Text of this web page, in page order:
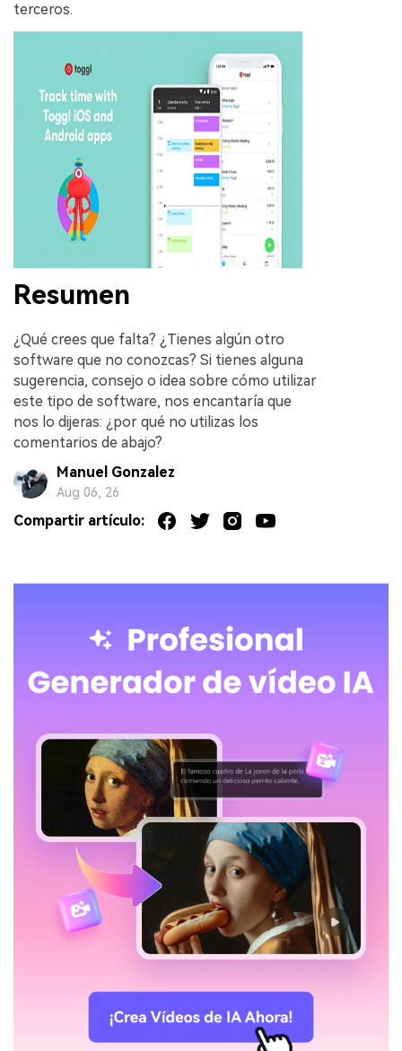
terceros.
Resumen
¿Qué crees que falta? ¿Tienes algún otro
software que no conozcas? Si tienes alguna
sugerencia, consejo o idea sobre cómo utilizar
este tipo de software, nos encantaría que
nos lo dijeras: ¿por qué no utilizas los
comentarios de abajo?
Manuel Gonzalez
Aug 06, 26
Compartir artículo: